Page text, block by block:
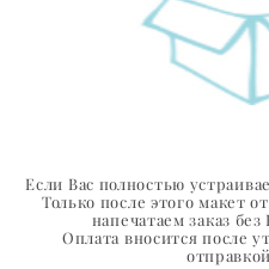
Если Вас полностью
Только после этого макет
напечатаем заказ
Оплата вносится после